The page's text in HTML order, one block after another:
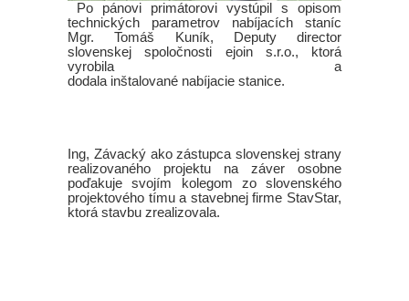
Po pánovi primátorovi vystúpil s opisom
technických parametrov nabíjacích staníc
Mgr. Tomáš Kuník, Deputy director
slovenskej spoločnosti ejoin s.r.o., ktorá
vyrobila a
dodala inštalované nabíjacie stanice.
Ing, Závacký ako zástupca slovenskej strany
realizovaného projektu na záver osobne
poďakuje svojím kolegom zo slovenského
projektového tímu a stavebnej firme StavStar,
ktorá stavbu zrealizovala.